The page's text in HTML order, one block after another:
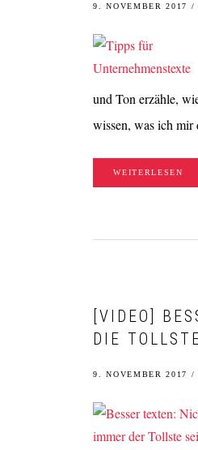
9. NOVEMBER 2017 /
und Ton erzähle,
wissen, was ich mir
WEITERLESEN
[VIDEO]
DIE
9. NOVEMBER 2017 /